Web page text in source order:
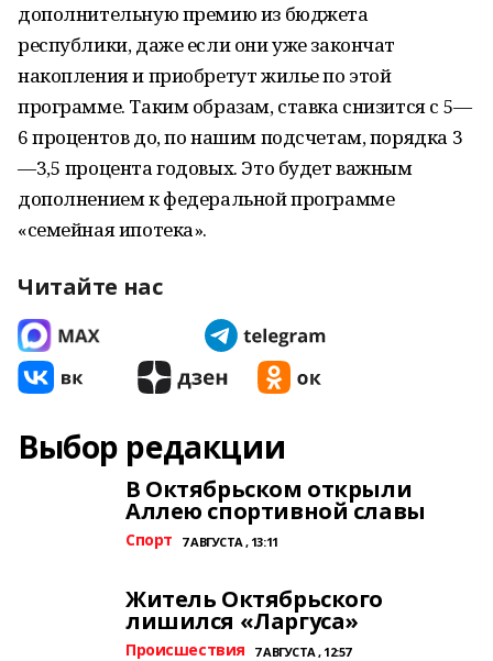
дополнительную премию из бюджета
республики, даже если они уже закончат
накопления и приобретут жилье по этой
программе. Таким образам, ставка снизится с 5—
6 процентов до, по нашим подсчетам, порядка 3
—3,5 процента годовых. Это будет важным
дополнением к федеральной программе
«семейная ипотека».
Читайте нас
Выбор редакции
В Октябрьском открыли
Аллею спортивной славы
Спорт 7 АВГУСТА , 13:11
Житель Октябрьского
лишился «Ларгуса»
Происшествия 7 АВГУСТА , 12:57